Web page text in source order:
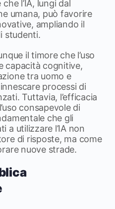
l’IA, lungi dal
umana, può favorire
ampliando il
studenti.
il timore che l’uso
capacità cognitive,
tra uomo e
processi di
Tuttavia, l’efficacia
consapevole di
che gli
a utilizzare l’IA non
di risposte, ma come
nuove strade.